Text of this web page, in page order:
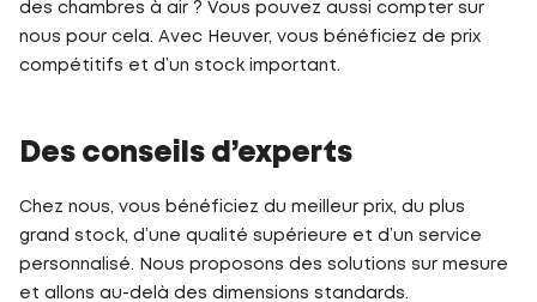
des chambres à air ? Vous pouvez aussi compter sur
nous pour cela. Avec Heuver, vous bénéficiez de prix
compétitifs et d’un stock important.
Des conseils d’experts
Chez nous, vous bénéficiez du meilleur prix, du plus
grand stock, d’une qualité supérieure et d’un service
personnalisé. Nous proposons des solutions sur mesure
et allons au-delà des dimensions standards.